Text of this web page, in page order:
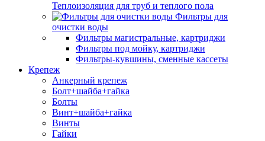
Теплоизоляция для труб и теплого пола
Фильтры для
очистки воды
Фильтры магистральные, картриджи
Фильтры под мойку, картриджи
Фильтры-кувшины, сменные кассеты
Крепеж
Анкерный крепеж
Болт+шайба+гайка
Болты
Винт+шайба+гайка
Винты
Гайки